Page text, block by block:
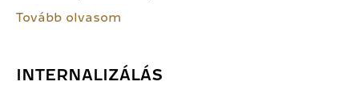
Tovább olvasom
INTERNALIZÁLÁS